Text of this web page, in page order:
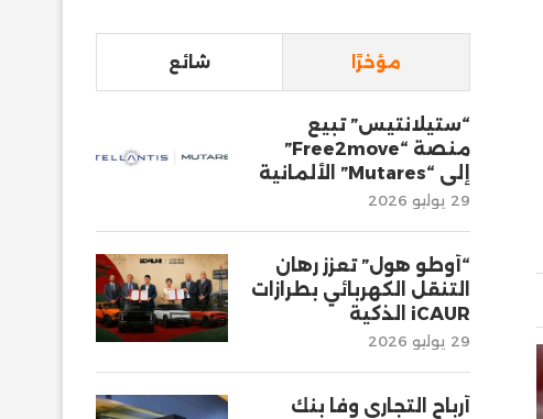
مؤخرًا شائع
“ستيلانتيس” تبيع
منصة “Free2move”
إلى “Mutares” الألمانية
29 يوليو 2026
“أوطو هول” تعزز رهان
التنقل الكهربائي بطرازات
iCAUR الذكية
29 يوليو 2026
أرباح التجاري وفا بنك